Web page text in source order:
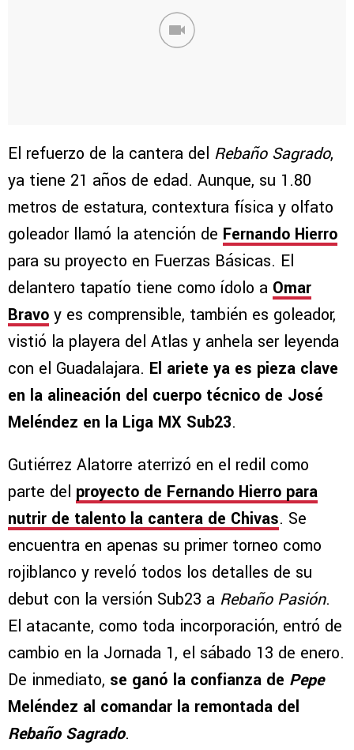
El refuerzo de la cantera del Rebaño Sagrado,
ya tiene 21 años de edad. Aunque, su 1.80
metros de estatura, contextura física y olfato
goleador llamó la atención de Fernando Hierro
para su proyecto en Fuerzas Básicas. El
delantero tapatío tiene como ídolo a Omar
Bravo y es comprensible, también es goleador,
vistió la playera del Atlas y anhela ser leyenda
con el Guadalajara. El ariete ya es pieza clave
en la alineación del cuerpo técnico de José
Meléndez en la Liga MX Sub23.
Gutiérrez Alatorre aterrizó en el redil como
parte del proyecto de Fernando Hierro para
nutrir de talento la cantera de Chivas. Se
encuentra en apenas su primer torneo como
rojiblanco y reveló todos los detalles de su
debut con la versión Sub23 a Rebaño Pasión.
El atacante, como toda incorporación, entró de
cambio en la Jornada 1, el sábado 13 de enero.
De inmediato, se ganó la confianza de Pepe
Meléndez al comandar la remontada del
Rebaño Sagrado.